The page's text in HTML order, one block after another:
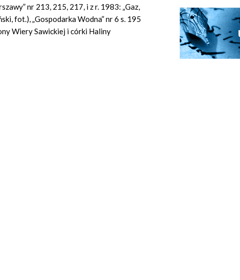
nr 213, 215, 217, i z r. 1983: „Gaz,
fot.), „Gospodarka Wodna” nr 6 s. 195
Wiery Sawickiej i córki Haliny